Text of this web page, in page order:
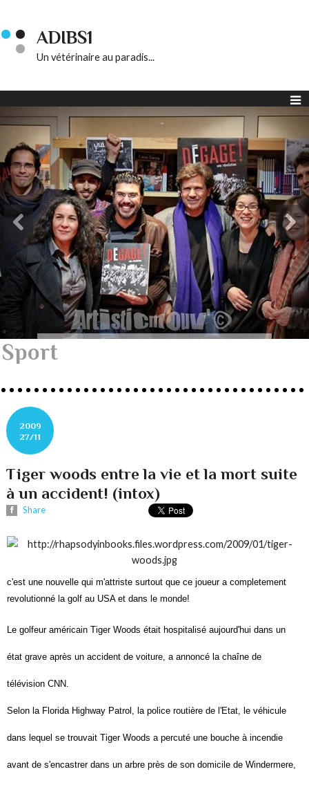
ADIBS1
Un vétérinaire au paradis...
Sport
2009
27/11
Tiger woods entre la vie et la mort suite
à un accident! (intox)
Share
c'est une nouvelle qui m'attriste surtout que ce joueur a completement
revolutionné la golf au USA et dans le monde!
Le golfeur américain Tiger Woods était hospitalisé aujourd'hui dans un
état grave après un accident de voiture, a annoncé la chaîne de
télévision CNN.
Selon la Florida Highway Patrol, la police routière de l'Etat, le véhicule
dans lequel se trouvait Tiger Woods a percuté une bouche à incendie
avant de s'encastrer dans un arbre près de son domicile de Windermere,